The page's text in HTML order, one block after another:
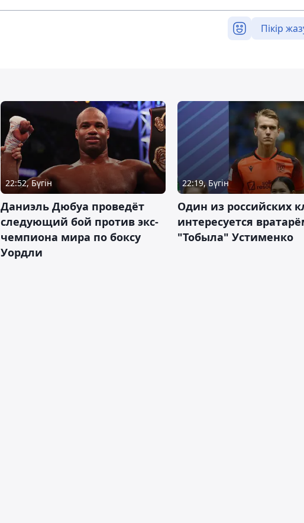
Пікір
22:52, Бүгін
Даниэль Дюбуа проведёт
следующий бой против экс-
чемпиона мира по боксу
Уордли
22:19, Бүгін
Один из российских
интересуется
"Тобыла" Устименко